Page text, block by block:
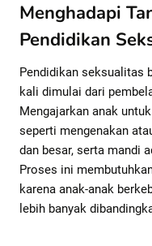
Menghadapi
Pendidikan
Pendidikan seksualitas
kali dimulai dari
Mengajarkan anak
seperti mengenakan
dan besar, serta mandi
Proses ini
karena anak-anak
lebih banyak